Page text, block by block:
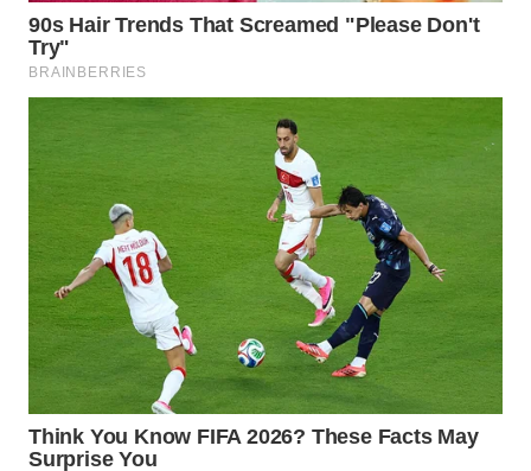
WAHANA
UMKM
WAHANA
PERSONA
WAHANA
OTOMOTIF
WAHANA
HEALTH